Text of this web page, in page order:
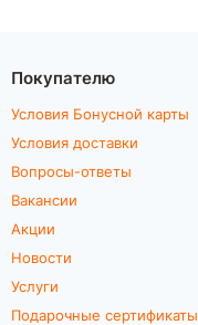
Покупателю
Условия Бонусной карты
Условия доставки
Вопросы-ответы
Вакансии
Акции
Новости
Услуги
Подарочные сертификаты